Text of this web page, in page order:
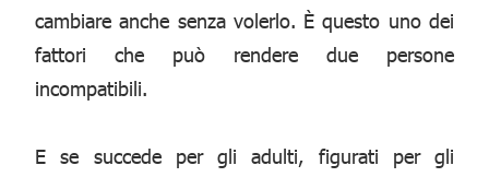
cambiare anche senza volerlo. È questo uno dei
fattori che può rendere due persone
incompatibili.
E se succede per gli adulti, figurati per gli